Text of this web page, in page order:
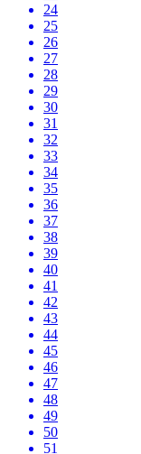
24
25
26
27
28
29
30
31
32
33
34
35
36
37
38
39
40
41
42
43
44
45
46
47
48
49
50
51